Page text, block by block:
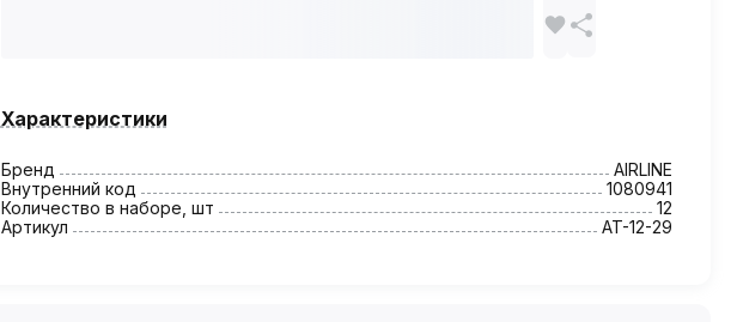
Характеристики
Бренд
AIRLINE
Внутренний код
1080941
Количество в наборе, шт
12
Артикул
AT-12-29